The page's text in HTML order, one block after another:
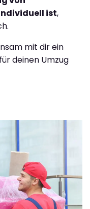
ist,
mit dir ein
für deinen Umzug